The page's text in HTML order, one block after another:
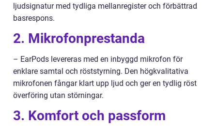
ljudsignatur med tydliga mellanregister och förbättrad
basrespons.
2. Mikrofonprestanda
– EarPods levereras med en inbyggd mikrofon för
enklare samtal och röststyrning. Den högkvalitativa
mikrofonen fångar klart upp ljud och ger en tydlig röst
överföring utan störningar.
3. Komfort och passform